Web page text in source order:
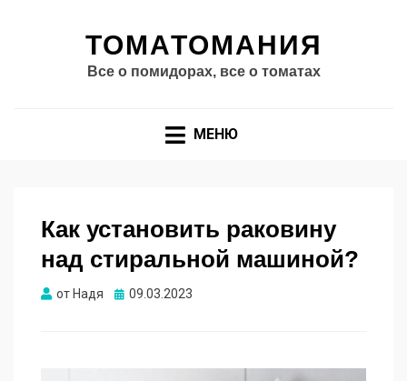
ТОМАТОМАНИЯ
Все о помидорах, все о томатах
МЕНЮ
Как установить раковину
над стиральной машиной?
от Надя Опубликовано
09.03.2023